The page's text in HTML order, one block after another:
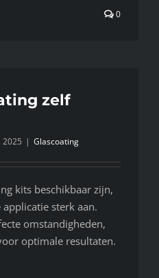
0
zelf
2025 | Glascoating
kits beschikbaar zijn,
sterk aan.
omstandigheden,
optimale resultaten.